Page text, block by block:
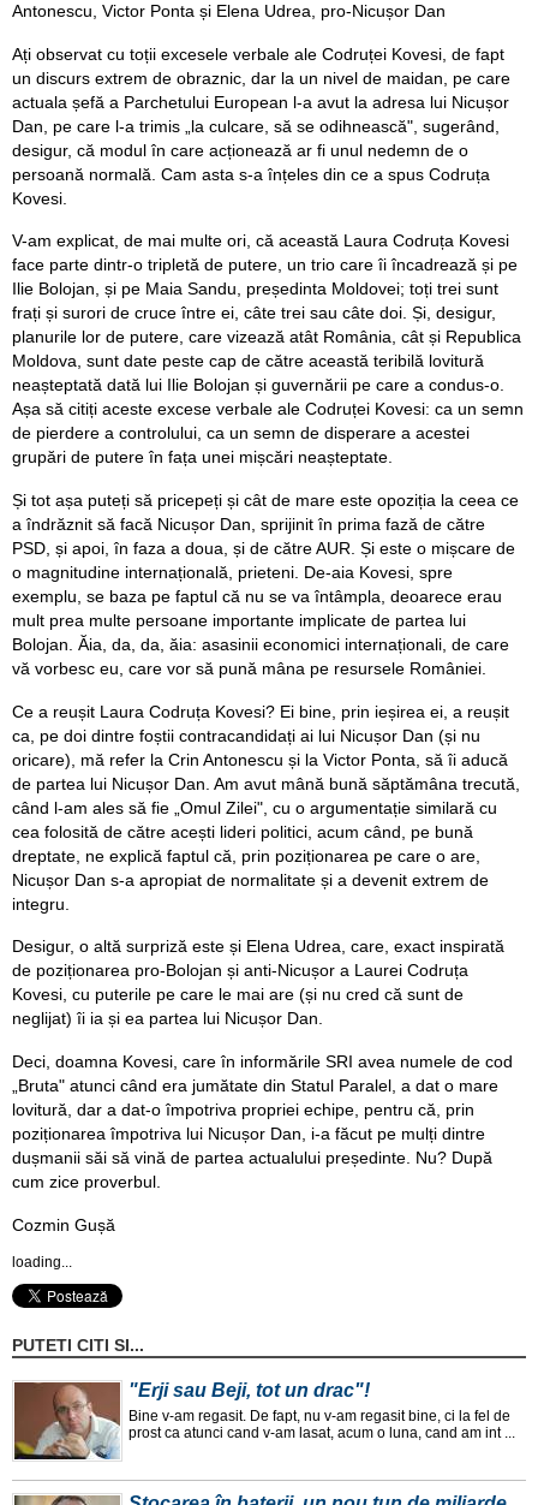
Antonescu, Victor Ponta și Elena Udrea, pro-Nicușor Dan
Ați observat cu toții excesele verbale ale Codruței Kovesi, de fapt
un discurs extrem de obraznic, dar la un nivel de maidan, pe care
actuala șefă a Parchetului European l-a avut la adresa lui Nicușor
Dan, pe care l-a trimis „la culcare, să se odihnească", sugerând,
desigur, că modul în care acționează ar fi unul nedemn de o
persoană normală. Cam asta s-a înțeles din ce a spus Codruța
Kovesi.
V-am explicat, de mai multe ori, că această Laura Codruța Kovesi
face parte dintr-o tripletă de putere, un trio care îi încadrează și pe
Ilie Bolojan, și pe Maia Sandu, președinta Moldovei; toți trei sunt
frați și surori de cruce între ei, câte trei sau câte doi. Și, desigur,
planurile lor de putere, care vizează atât România, cât și Republica
Moldova, sunt date peste cap de către această teribilă lovitură
neașteptată dată lui Ilie Bolojan și guvernării pe care a condus-o.
Așa să citiți aceste excese verbale ale Codruței Kovesi: ca un semn
de pierdere a controlului, ca un semn de disperare a acestei
grupări de putere în fața unei mișcări neașteptate.
Și tot așa puteți să pricepeți și cât de mare este opoziția la ceea ce
a îndrăznit să facă Nicușor Dan, sprijinit în prima fază de către
PSD, și apoi, în faza a doua, și de către AUR. Și este o mișcare de
o magnitudine internațională, prieteni. De-aia Kovesi, spre
exemplu, se baza pe faptul că nu se va întâmpla, deoarece erau
mult prea multe persoane importante implicate de partea lui
Bolojan. Ăia, da, da, ăia: asasinii economici internaționali, de care
vă vorbesc eu, care vor să pună mâna pe resursele României.
Ce a reușit Laura Codruța Kovesi? Ei bine, prin ieșirea ei, a reușit
ca, pe doi dintre foștii contracandidați ai lui Nicușor Dan (și nu
oricare), mă refer la Crin Antonescu și la Victor Ponta, să îi aducă
de partea lui Nicușor Dan. Am avut mână bună săptămâna trecută,
când l-am ales să fie „Omul Zilei", cu o argumentație similară cu
cea folosită de către acești lideri politici, acum când, pe bună
dreptate, ne explică faptul că, prin poziționarea pe care o are,
Nicușor Dan s-a apropiat de normalitate și a devenit extrem de
integru.
Desigur, o altă surpriză este și Elena Udrea, care, exact inspirată
de poziționarea pro-Bolojan și anti-Nicușor a Laurei Codruța
Kovesi, cu puterile pe care le mai are (și nu cred că sunt de
neglijat) îi ia și ea partea lui Nicușor Dan.
Deci, doamna Kovesi, care în informările SRI avea numele de cod
„Bruta" atunci când era jumătate din Statul Paralel, a dat o mare
lovitură, dar a dat-o împotriva propriei echipe, pentru că, prin
poziționarea împotriva lui Nicușor Dan, i-a făcut pe mulți dintre
dușmanii săi să vină de partea actualului președinte. Nu? După
cum zice proverbul.
Cozmin Gușă
loading...
PUTETI CITI SI...
"Erji sau Beji, tot un drac"!
Bine v-am regasit. De fapt, nu v-am regasit bine, ci la fel de
prost ca atunci cand v-am lasat, acum o luna, cand am int ...